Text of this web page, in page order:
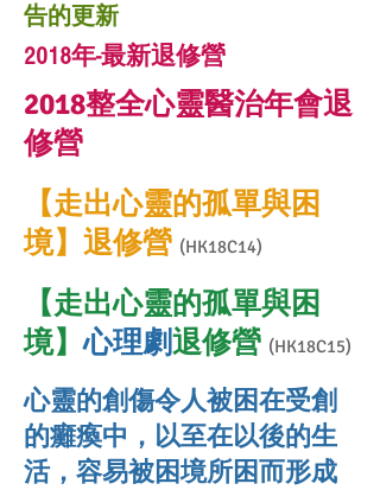
告的更新
2018年-最新退修營
2018整全心靈醫治年會退
修營
【走出心靈的孤單與困
境】退修營 (HK18C14)
【走出心靈的孤單與困
境】心理劇退修營 (HK18C15)
心靈的創傷令人被困在受創
的癱瘓中，以至在以後的生
活，容易被困境所困而形成